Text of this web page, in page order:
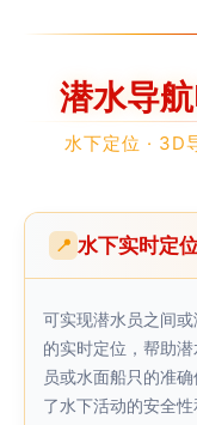
潜水导
水下定位 · 3D
📍 水下实时定
可实现潜水员之间
的实时定位，帮助
员或水面船只的准
了水下活动的安全性